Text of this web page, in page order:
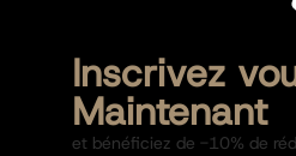
Inscrivez
Maintenant
et bénéficiez de -10% de